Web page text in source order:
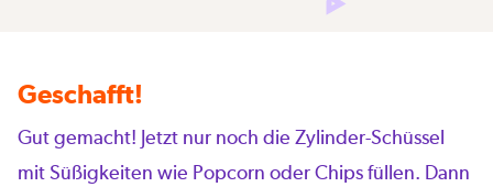
Geschafft!
Gut gemacht! Jetzt nur noch die Zylinder-Schüssel
mit Süßigkeiten wie Popcorn oder Chips füllen. Dann